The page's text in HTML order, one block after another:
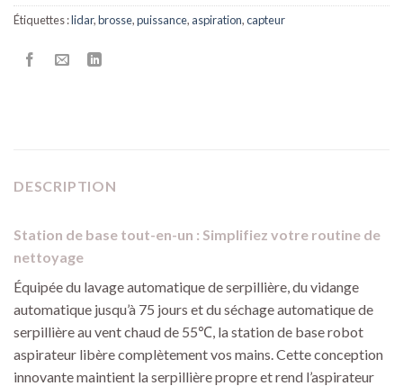
Étiquettes :lidar,brosse,puissance, aspiration,capteur
DESCRIPTION
Station de base tout-en-un : Simplifiez votre routine de
nettoyage
Équipée du lavage automatique de serpillière, du vidange
automatique jusqu’à 75 jours et du séchage automatique de
serpillière au vent chaud de 55℃, la station de base robot
aspirateur libère complètement vos mains. Cette conception
innovante maintient la serpillière propre et rend l’aspirateur